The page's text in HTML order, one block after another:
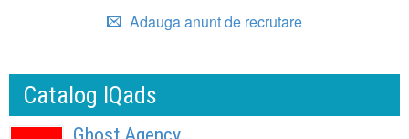
Adauga anunt de recrutare
Catalog IQads